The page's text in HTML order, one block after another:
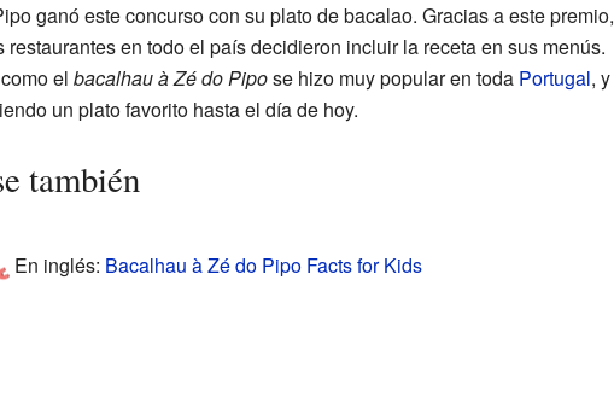
ganó este concurso con su plato de bacalao. Gracias a este premio,
restaurantes en todo el país decidieron incluir la receta en sus menús.
el bacalhau à Zé do Pipose hizo muy popular en toda Portugal, y
un plato favorito hasta el día de hoy.
también
En inglés: Bacalhau à Zé do Pipo Facts for Kids